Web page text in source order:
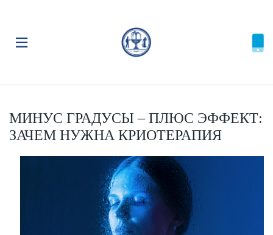
МИНУС ГРАДУСЫ – ПЛЮС ЭФФЕКТ:
ЗАЧЕМ НУЖНА КРИОТЕРАПИЯ